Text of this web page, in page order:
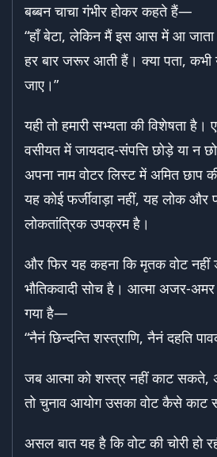
बब्बन चाचा गंभीर होकर कहते हैं—
“हाँ बेटा, लेकिन मैं इस आस में आ जाता
हर बार जरूर आती हैं। क्या पता, कभी
जाए।”
यही तो हमारी सभ्यता की विशेषता
वसीयत में जायदाद-संपत्ति छोड़े या न
अपना नाम वोटर लिस्ट में अमित छाप
यह कोई फर्जीवाड़ा नहीं, यह लोक
लोकतांत्रिक उपक्रम है।
और फिर यह कहना कि मृतक वोट
भौतिकवादी सोच है। आत्मा अजर-
गया है—
“नैनं छिन्दन्ति शस्त्राणि, नैनं दहति
जब आत्मा को शस्त्र नहीं काट सकते,
तो चुनाव आयोग उसका वोट कैसे काट
असल बात यह है कि वोट की चोरी हो